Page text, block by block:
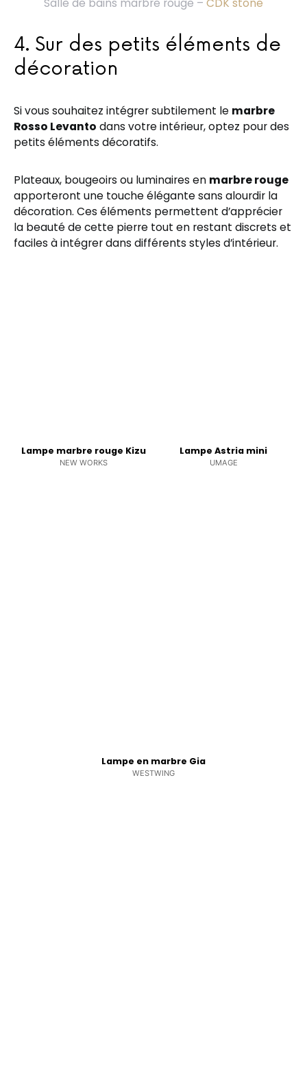
Salle de bains marbre rouge – CDK stone
4. Sur des petits éléments de
décoration
Si vous souhaitez intégrer subtilement le marbre
Rosso Levanto dans votre intérieur, optez pour des
petits éléments décoratifs.
Plateaux, bougeoirs ou luminaires en marbre rouge
apporteront une touche élégante sans alourdir la
décoration. Ces éléments permettent d’apprécier
la beauté de cette pierre tout en restant discrets et
faciles à intégrer dans différents styles d’intérieur.
Lampe marbre rouge Kizu
NEW WORKS
Lampe Astria mini
UMAGE
Lampe en marbre Gia
WESTWING